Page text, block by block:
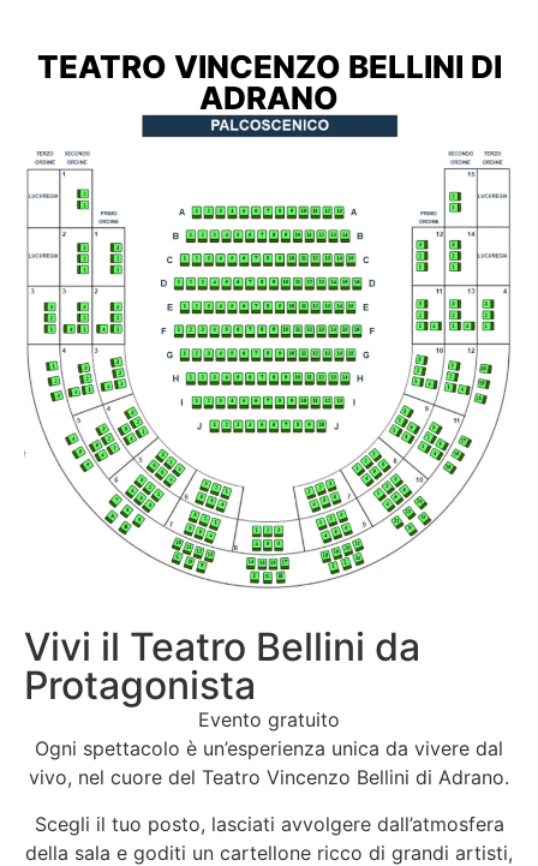
TEATRO VINCENZO BELLINI DI
ADRANO
Vivi il Teatro Bellini da
Protagonista
Evento gratuito
Ogni spettacolo è un’esperienza unica da vivere dal
vivo, nel cuore del Teatro Vincenzo Bellini di Adrano.
Scegli il tuo posto, lasciati avvolgere dall’atmosfera
della sala e goditi un cartellone ricco di grandi artisti,